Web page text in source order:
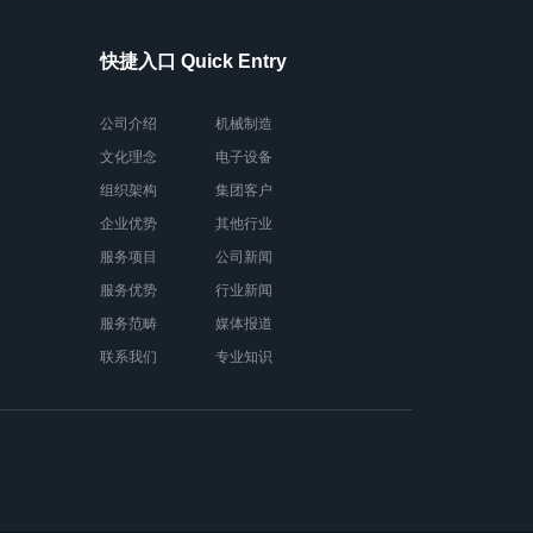
快捷入口 Quick Entry
公司介绍
文化理念
组织架构
企业优势
服务项目
服务优势
服务范畴
联系我们
机械制造
电子设备
集团客户
其他行业
公司新闻
行业新闻
媒体报道
专业知识